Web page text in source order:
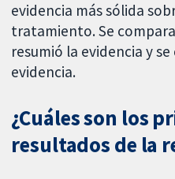
evidencia más sólida
tratamiento. Se
resumió la evidencia y
evidencia.
¿Cuáles son los
resultados de la